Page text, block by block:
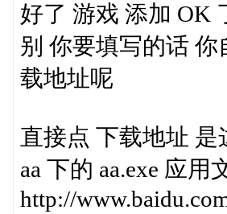
好了 游戏 添加 OK
别 你要填写的话
载地址呢
直接点 下载地址 是
aa 下的 aa.exe 应
http://